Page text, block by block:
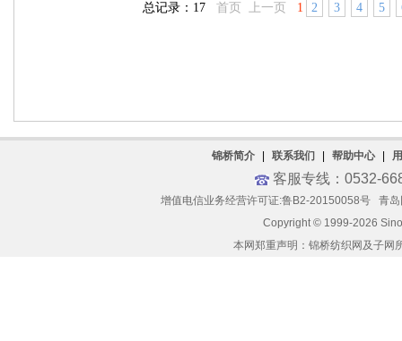
总记录：17 首页 上一页 1 2 3 4 5
锦桥简介 联系我们 帮助中心
客服专线：0532-
增值电信业务经营许可证:鲁B2-20150058号
青
Copyright © 1999-2026
本网郑重声明：锦桥纺织网及子网